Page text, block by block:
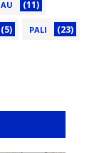
(11)
(5) PALI (23)